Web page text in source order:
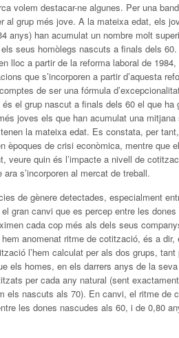
volem destacar-ne algunes. Per una
al grup més jove. A la mateixa edat, els
anys) han acumulat un nombre molt
seus homòlegs nascuts a finals dels 60.
lloc a partir de la reforma laboral de
que s’incorporen a partir d’aquesta
de ser una fórmula
el grup nascut a finals dels 60 el que ha
joves els que han acumulat una mitjana
la mateixa edat. Es constata, per
èpoques de crisi econòmica, mentre que
quin és l’impacte a nivell de
s’incorporen al mercat de treball.
de gènere detectades, especialment
gran canvi que es percep entre les
cada cop més als dels seus
anomenat ritme de cotització, és a dir,
l’hem calculat per als dos grups, tant
els homes, en els darrers anys de la
per cada any natural (sent
els nascuts als 70). En canvi, el ritme de
les dones nascudes als 60, i de 0,80